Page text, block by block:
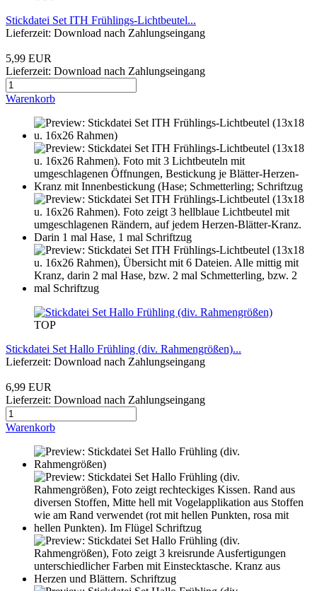
Stickdatei Set ITH Frühlings-Lichtbeutel...
Lieferzeit: Download nach Zahlungseingang
5,99 EUR
Lieferzeit: Download nach Zahlungseingang
Warenkorb
TOP
Stickdatei Set Hallo Frühling (div. Rahmengrößen)...
Lieferzeit: Download nach Zahlungseingang
6,99 EUR
Lieferzeit: Download nach Zahlungseingang
Warenkorb